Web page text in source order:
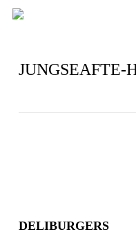
Skip
JUNGSEAFTE-
DELIBURGERS